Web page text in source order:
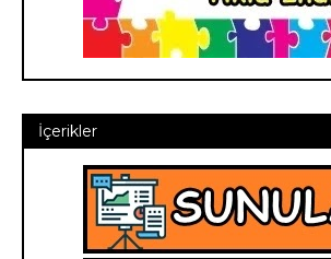
İçerikler